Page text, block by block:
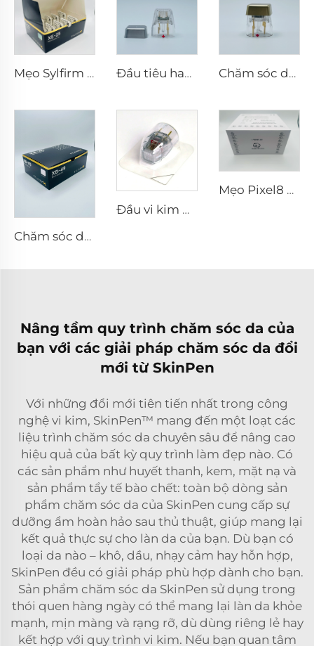
Mẹo Sylfirm X vi kim rf XE-25 Đầu tiêu hao điện cực lưỡng cực vi kim RF Scarlet S, 25 châm Chăm sóc da vi kim RF Sylfirm X đầu tip Sylfirm X X-25
Chăm sóc da vi kim RF Sylfirm X đầu tip Sylfirm X XB-49
Đầu vi kim RF Sylfirm X XE-25 cartridge từ Viol
Mẹo Pixel8 RF
Nâng tầm quy trình chăm sóc da của
bạn với các giải pháp chăm sóc da đổi
mới từ SkinPen
Với những đổi mới tiên tiến nhất trong công
nghệ vi kim, SkinPen™ mang đến một loạt các
liệu trình chăm sóc da chuyên sâu để nâng cao
hiệu quả của bất kỳ quy trình làm đẹp nào. Có
các sản phẩm như huyết thanh, kem, mặt nạ và
sản phẩm tẩy tế bào chết: toàn bộ dòng sản
phẩm chăm sóc da của SkinPen cung cấp sự
dưỡng ẩm hoàn hảo sau thủ thuật, giúp mang lại
kết quả thực sự cho làn da của bạn. Dù bạn có
loại da nào – khô, dầu, nhạy cảm hay hỗn hợp,
SkinPen đều có giải pháp phù hợp dành cho bạn.
Sản phẩm chăm sóc da SkinPen sử dụng trong
thói quen hàng ngày có thể mang lại làn da khỏe
mạnh, mịn màng và rạng rỡ, dù dùng riêng lẻ hay
kết hợp với quy trình vi kim. Nếu bạn quan tâm